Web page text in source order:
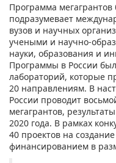
Программа
подразумевает
вузов и научных
учеными и научно-
науки, образования и
Программы в России
лабораторий, которые
20 направлениям. В
России проводит
мегагрантов,
2020 года. В рамках
40 проектов на
финансированием в